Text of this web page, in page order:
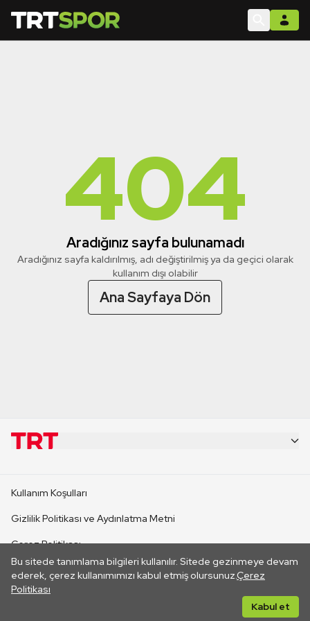
404
Aradığınız sayfa bulunamadı
Aradığınız sayfa kaldırılmış, adı değiştirilmiş ya da geçici olarak
kullanım dışı olabilir
Ana Sayfaya Dön
Bu sitede tanımlama bilgileri kullanılır. Sitede gezinmeye devam
ederek, çerez kullanımımızı kabul etmiş olursunuz.Çerez
Politikası
Kabul et
CANLI YAYINLAR
Kullanım Koşulları
Gizlilik Politikası ve Aydınlatma Metni
Çerez Politikası
İletişim
Her hakkı saklıdır. ©2026 TRT. Bağlantı yoluyla gidilen dış